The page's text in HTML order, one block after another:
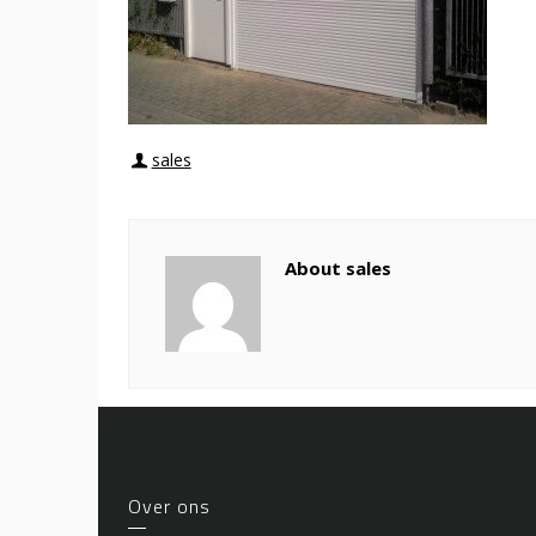
sales
About sales
Over ons